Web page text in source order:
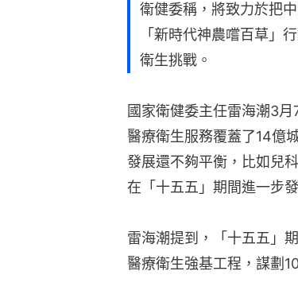
衛健委稱，將致力於把
「新時代神農嚐百草」
衛生挑戰。
國家衛健委主任雷海潮3
醫療衛生服務覆蓋了14億
發展還不夠平衡，比如兒
在「十五五」期間進一步發
雷海潮提到，「十五五」
醫療衛生強基工程，謀劃